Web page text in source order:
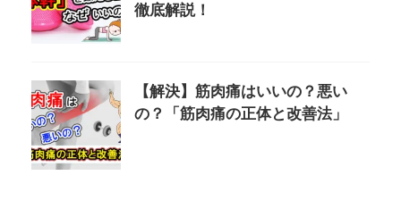
徹底解説！
【解決】筋肉痛はいいの？悪い
の？「筋肉痛の正体と改善法」